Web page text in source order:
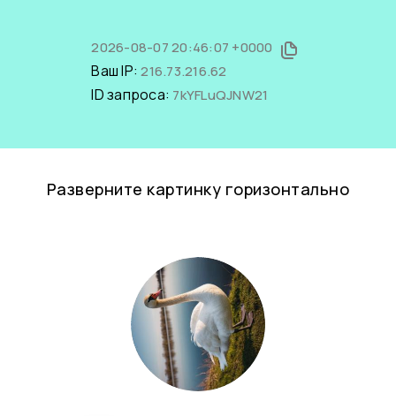
2026-08-07 20:46:07 +0000
Ваш IP:216.73.216.62
ID запроса: 7kYFLuQJNW21
Разверните картинку горизонтально